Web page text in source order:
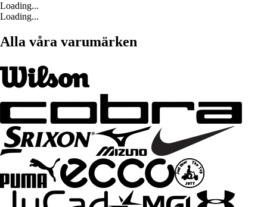
Loading...
Loading...
Alla våra varumärken